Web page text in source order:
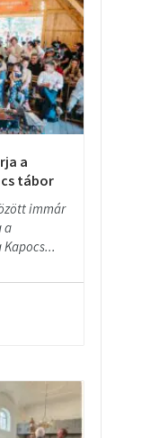
a
tábor
immár
a